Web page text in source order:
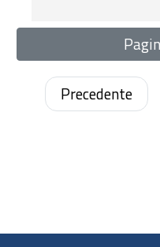
simili), le
di
irreversibile,
rilevanza
Precedente